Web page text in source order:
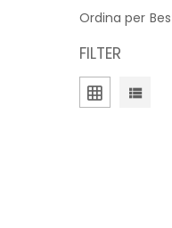
Ordina per
FILTER